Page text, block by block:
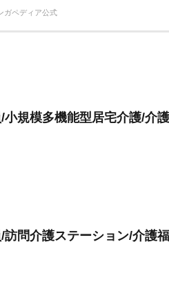
ガペディア公式
小規模多機能型居宅介護/介
訪問介護ステーション/介護